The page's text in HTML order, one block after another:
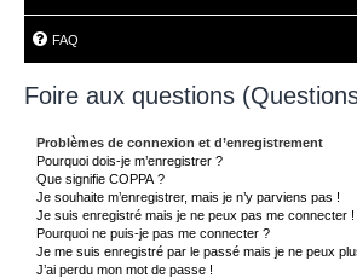
FAQ
Foire aux questions
Problèmes de connexion et d’enregistrement
Pourquoi dois-je m’enregistrer ?
Que signifie COPPA ?
Je souhaite m’enregistrer, mais je n’y parviens pas !
Je suis enregistré mais je ne peux pas me connecter !
Pourquoi ne puis-je pas me connecter ?
Je me suis enregistré par le passé mais je ne peux
J’ai perdu mon mot de passe !